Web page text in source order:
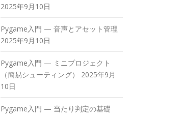
2025年9月10日
Pygame入門 — 音声とアセット管理
2025年9月10日
Pygame入門 — ミニプロジェクト
（簡易シューティング）
2025年9月
10日
Pygame入門 — 当たり判定の基礎